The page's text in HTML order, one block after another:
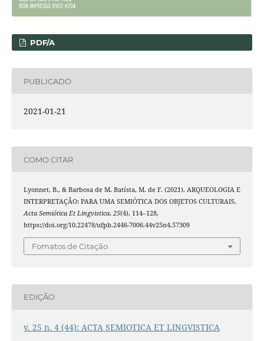
PDF/A
PUBLICADO
2021-01-21
COMO CITAR
Lyonnet, B., & Barbosa de M. Batísta, M. de F. (2021). ARQUEOLOGIA E
INTERPRETAÇÃO: PARA UMA SEMIÓTICA DOS OBJETOS CULTURAIS.
Acta Semiótica Et Lingvistica, 25(4), 114–128.
https://doi.org/10.22478/ufpb.2446-7006.44v25n4.57309
Fomatos de Citação
EDIÇÃO
v. 25 n. 4 (44): ACTA SEMIOTICA ET LINGVISTICA